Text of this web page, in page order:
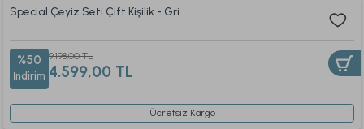
Special Çeyiz Seti Çift Kişilik - Gri
%50
İndirim
9.198,00 TL
4.599,00 TL
Ücretsiz Kargo